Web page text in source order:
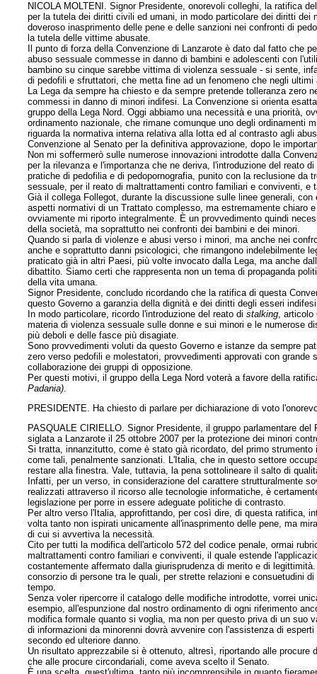
NICOLA MOLTENI. Signor Presidente, onorevoli colleghi, la ratifica
per la tutela dei diritti civili ed umani, in modo particolare dei diritti
doveroso inasprimento delle pene e delle sanzioni nei confronti di
la tutela delle vittime abusate.
Il punto di forza della Convenzione di Lanzarote è dato dal fatto che
abuso sessuale commesse in danno di bambini e adolescenti con
bambino su cinque sarebbe vittima di violenza sessuale - si sente,
di pedofili e sfruttatori, che metta fine ad un fenomeno che negli
La Lega da sempre ha chiesto e da sempre pretende tolleranza
commessi in danno di minori indifesi. La Convenzione si orienta
gruppo della Lega Nord. Oggi abbiamo una necessità e una priorità,
ordinamento nazionale, che rimane comunque uno degli ordinamenti
riguarda la normativa interna relativa alla lotta ed al contrasto agli
Convenzione al Senato per la definitiva approvazione, dopo le
Non mi soffermerò sulle numerose innovazioni introdotte dalla
per la rilevanza e l'importanza che ne deriva, l'introduzione del reato
pratiche di pedofilia e di pedopornografia, punito con la reclusione
sessuale, per il reato di maltrattamenti contro familiari e conviventi,
Già il collega Follegot, durante la discussione sulle linee generali,
aspetti normativi di un Trattato complesso, ma estremamente chiaro
ovviamente mi riporto integralmente. È un provvedimento quindi
della società, ma soprattutto nei confronti dei bambini e dei minori.
Quando si parla di violenze e abusi verso i minori, ma anche nei
anche e soprattutto danni psicologici, che rimangono indelebilmente
praticato già in altri Paesi, più volte invocato dalla Lega, ma anche
dibattito. Siamo certi che rappresenta non un tema di propaganda
della vita umana.
Signor Presidente, concludo ricordando che la ratifica di questa
questo Governo a garanzia della dignità e dei diritti degli esseri
In modo particolare, ricordo l'introduzione del reato distalking, articolo
materia di violenza sessuale sulle donne e sui minori e le numerose
più deboli e delle fasce più disagiate.
Sono provvedimenti voluti da questo Governo e istanze da sempre
zero verso pedofili e molestatori, provvedimenti approvati con
collaborazione dei gruppi di opposizione.
Per questi motivi, il gruppo della Lega Nord voterà a favore della
Padania).
PRESIDENTE. Ha chiesto di parlare per dichiarazione di voto
PASQUALE CIRIELLO. Signor Presidente, il gruppo parlamentare
siglata a Lanzarote il 25 ottobre 2007 per la protezione dei minori
Si tratta, innanzitutto, come è stato già ricordato, del primo
come tali, penalmente sanzionati. L'Italia, che in questo settore
restare alla finestra. Vale, tuttavia, la pena sottolineare il salto di
Infatti, per un verso, in considerazione del carattere strutturalmente
realizzati attraverso il ricorso alle tecnologie informatiche, è
legislazione per porre in essere adeguate politiche di contrasto.
Per altro verso l'Italia, approfittando, per così dire, di questa ratifica,
volta tanto non ispirati unicamente all'inasprimento delle pene, ma
di cui si avvertiva la necessità.
Cito per tutti la modifica dell'articolo 572 del codice penale, ormai
maltrattamenti contro familiari e conviventi, il quale estende
costantemente affermato dalla giurisprudenza di merito e di
consorzio di persone tra le quali, per strette relazioni e consuetudini
tempo.
Senza voler ripercorre il catalogo delle modifiche introdotte, vorrei
esempio, all'espunzione dal nostro ordinamento di ogni riferimento
modifica formale quanto si voglia, ma non per questo priva di un suo
di informazioni da minorenni dovrà avvenire con l'assistenza di
secondo ed ulteriore danno.
Un risultato apprezzabile si è ottenuto, altresì, riportando alle
che alle procure circondariali, come aveva scelto il Senato.